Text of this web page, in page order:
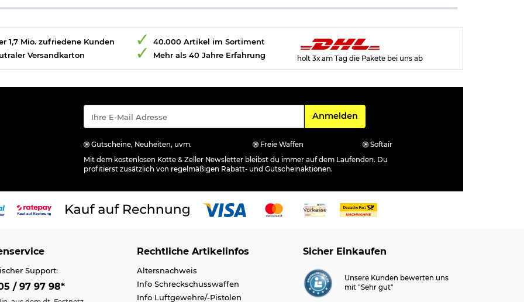
1,7 Mio. zufriedene Kunden
Versandkarton
40.000 Artikel im Sortiment
Mehr als 40 Jahre Erfahrung
holt 3x am Tag die Pakete bei uns ab
Für den Newsletter
Anmelden
Gutscheine, Neuheiten, uvm. Freie Waffen
Softair
Mit dem kostenlosen Kotte & Zeller Newsletter bleibst du immer auf dem Laufenden. Du
profitierst zusätzlich von regelmäßigen Rabatt- und Gutscheinaktionen.
Support:
/ 97 97 98*
Rechtliche Artikelinfos
Altersnachweis
Info Schreckschusswaffen
Info Luftgewehre/-Pistolen
Sicher Einkaufen
Unsere Kunden bewerten uns
mit "Sehr gut"